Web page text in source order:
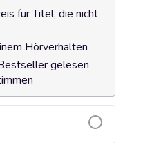
für Titel, die nicht
Hörverhalten
gelesen